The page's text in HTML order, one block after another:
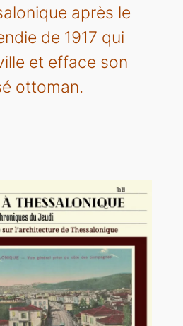
après le
de 1917 qui
et efface son
ottoman.